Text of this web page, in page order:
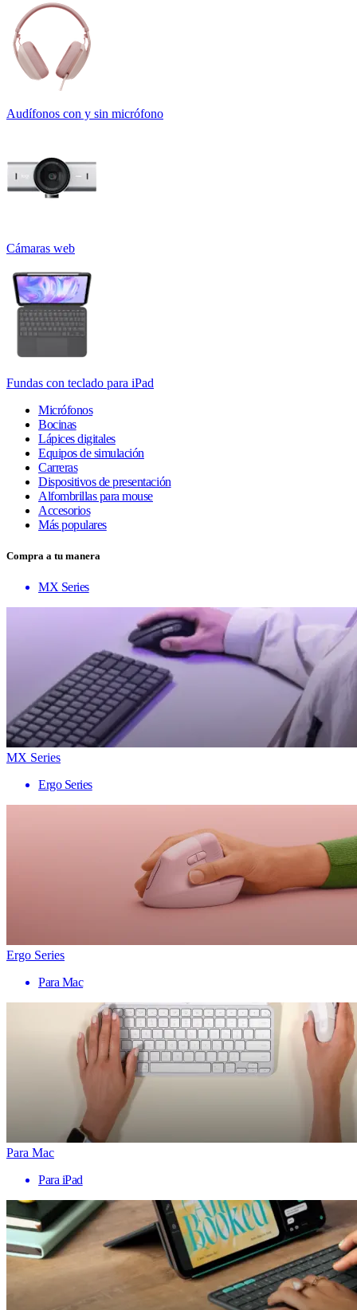
Audífonos con y sin micrófono
Cámaras web
Fundas con teclado para iPad
Micrófonos
Bocinas
Lápices digitales
Equipos de simulación
Carreras
Dispositivos de presentación
Alfombrillas para mouse
Accesorios
Más populares
Compra a tu manera
MX Series
MX Series
Ergo Series
Ergo Series
Para Mac
Para Mac
Para iPad